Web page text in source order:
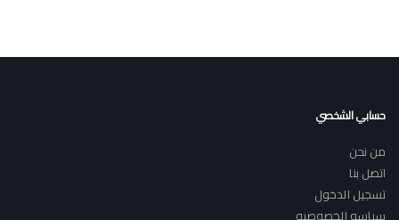
حسابي الشخصي
من نحن
اتصل بنا
تسجيل الدخول
سياسه الخصوصيه